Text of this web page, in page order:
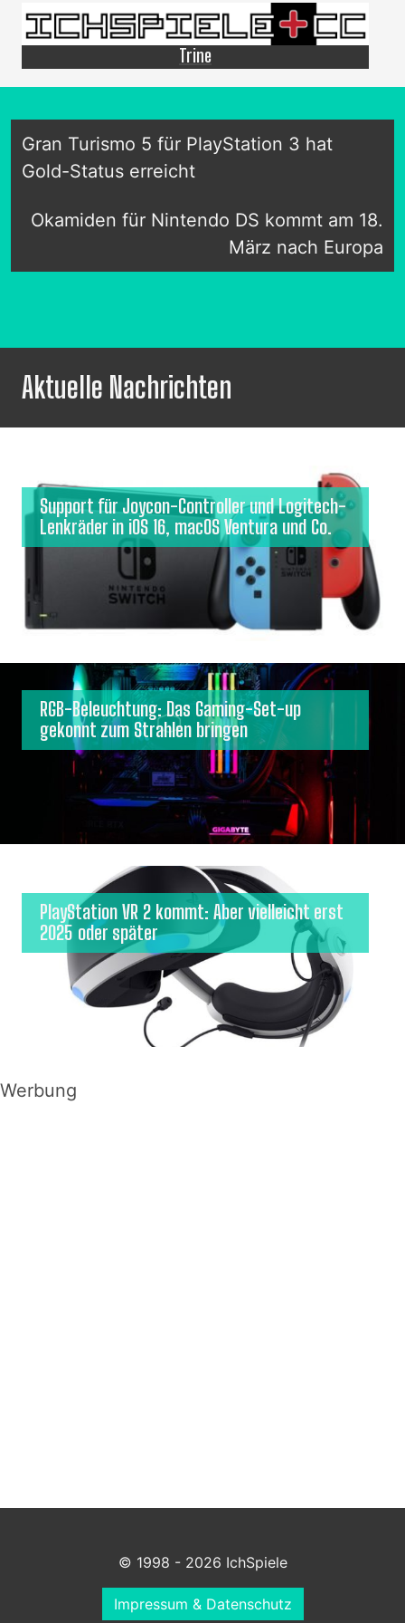
Trine
Gran Turismo 5 für PlayStation 3 hat
Gold-Status erreicht
Okamiden für Nintendo DS kommt am 18.
März nach Europa
Aktuelle Nachrichten
Support für Joycon-Controller und Logitech-
Lenkräder in iOS 16, macOS Ventura und Co.
RGB-Beleuchtung: Das Gaming-Set-up
gekonnt zum Strahlen bringen
PlayStation VR 2 kommt: Aber vielleicht erst
2025 oder später
Werbung
© 1998 - 2026 IchSpiele
Impressum & Datenschutz